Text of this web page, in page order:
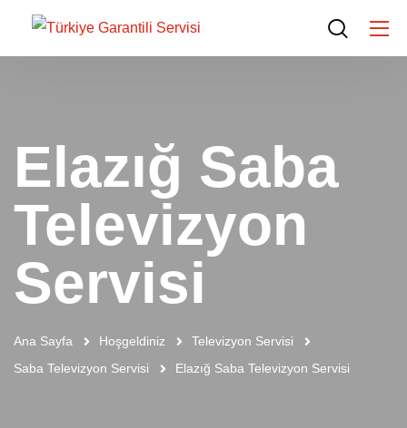
Elazığ Saba
Televizyon
Servisi
Ana Sayfa Hoşgeldiniz
Televizyon Servisi
Saba Televizyon Servisi
Elazığ Saba Televizyon Servisi